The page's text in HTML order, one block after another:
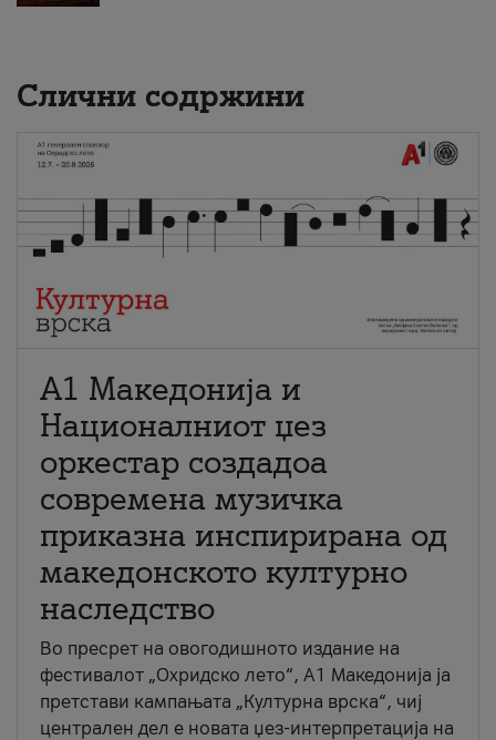
Слични содржини
А1 Македонија и
Националниот џез
оркестар создадоа
современа музичка
приказна инспирирана од
македонското културно
наследство
Во пресрет на овогодишното издание на
фестивалот „Охридско лето“, А1 Македонија ја
претстави кампањата „Културна врска“, чиј
централен дел е новата џез-интерпретација на